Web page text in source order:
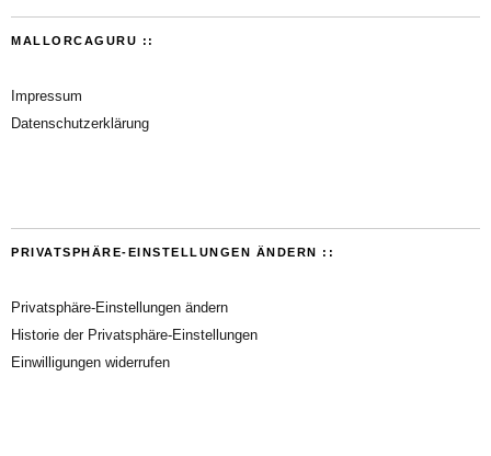
MALLORCAGURU ::
Impressum
Datenschutzerklärung
PRIVATSPHÄRE-EINSTELLUNGEN ÄNDERN ::
Privatsphäre-Einstellungen ändern
Historie der Privatsphäre-Einstellungen
Einwilligungen widerrufen